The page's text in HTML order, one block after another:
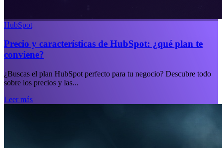
HubSpot
Precio y características de HubSpot: ¿qué plan te
conviene?
¿Buscas el plan HubSpot perfecto para tu negocio? Descubre todo
sobre los precios y las...
Leer más